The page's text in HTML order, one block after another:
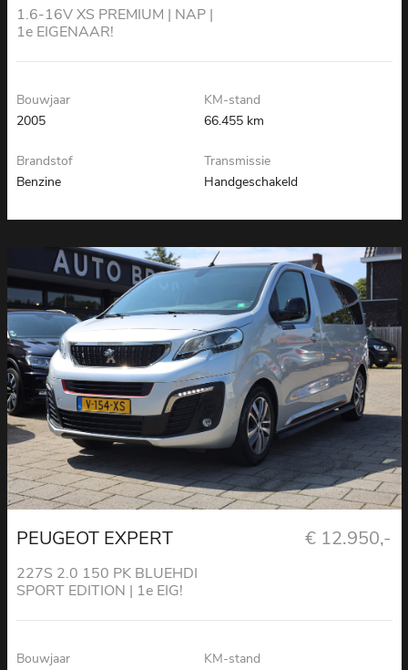
1.6-16V XS PREMIUM | NAP |
1e EIGENAAR!
Bouwjaar
2005
KM-stand
66.455 km
Brandstof
Benzine
Transmissie
Handgeschakeld
PEUGEOT EXPERT
227S 2.0 150 PK BLUEHDI
SPORT EDITION | 1e EIG!
€ 12.950,-
Bouwjaar
KM-stand